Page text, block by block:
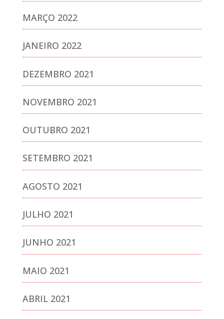
MARÇO 2022
JANEIRO 2022
DEZEMBRO 2021
NOVEMBRO 2021
OUTUBRO 2021
SETEMBRO 2021
AGOSTO 2021
JULHO 2021
JUNHO 2021
MAIO 2021
ABRIL 2021